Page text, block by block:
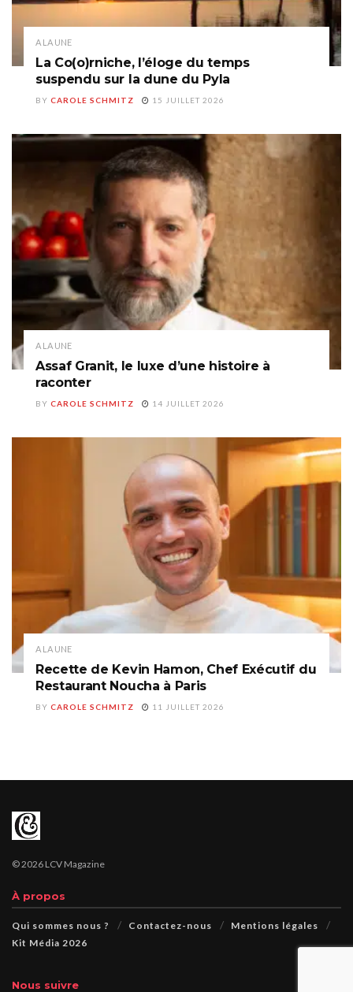
A LA UNE
La Co(o)rniche, l’éloge du temps
suspendu sur la dune du Pyla
BY CAROLE SCHMITZ 15 JUILLET 2026
A LA UNE
Assaf Granit, le luxe d’une histoire à
raconter
BY CAROLE SCHMITZ 14 JUILLET 2026
A LA UNE
Recette de Kevin Hamon, Chef Exécutif du
Restaurant Noucha à Paris
BY CAROLE SCHMITZ 11 JUILLET 2026
© 2026 LCV Magazine
À propos
Qui sommes nous ? Contactez-nous
Mentions légales
Kit Média 2026
Nous suivre